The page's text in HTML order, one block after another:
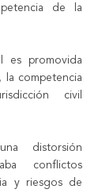
de la
es promovida
competencia
civil
distorsión
conflictos
y riesgos de